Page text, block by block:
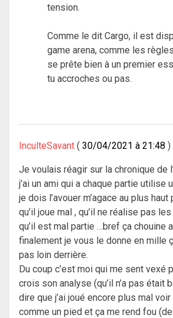
tension.
Comme le dit Cargo, il est
game arena, comme les
se prête bien à un premier
tu accroches ou pas.
InculteSavant 30/04/2021 à 21:48
Je voulais réagir sur la chronique de
j’ai un ami qui a chaque partie utilise
je dois l’avouer m’agace au plus
qu’il joue mal , qu’il ne réalise pas
qu’il est mal partie …bref ça chouine
finalement je vous le donne en mille
pas loin derrière.
Du coup c’est moi qui me sent vexé
crois son analyse (qu’il n’a pas était
dire que j’ai joué encore plus mal voir
comme un pied et ça me rend fou